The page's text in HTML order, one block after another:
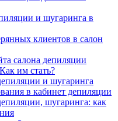
и шугаринга в
клиентов в салон
салона депиляции
им стать?
и шугаринга
в кабинет депиляции
шугаринга: как